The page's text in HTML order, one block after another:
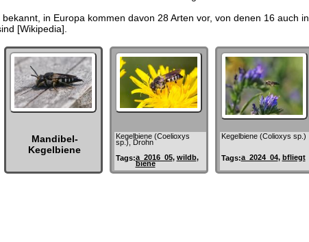
in Europa kommen davon 28 Arten vor, von denen 16 auch in
[Wikipedia].
Mandibel-
Kegelbiene
Kegelbiene (Coelioxys
sp.), Drohn
Tags:a_2016_05, wildb,
biene
Kegelbiene (Colioxys sp.)
Tags:a_2024_04, bfliegt